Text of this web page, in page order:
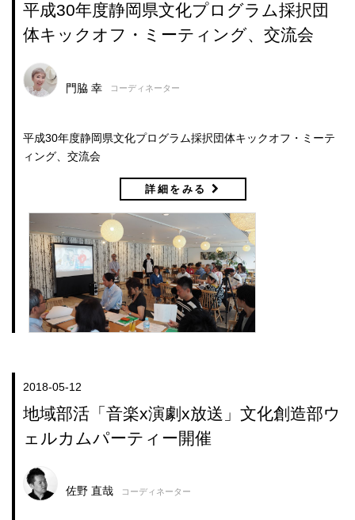
平成30年度静岡県文化プログラム採択団
体キックオフ・ミーティング、交流会
門脇 幸 コーディネーター
平成30年度静岡県文化プログラム採択団体キックオフ・ミーテ
ィング、交流会
詳細をみる
2018-05-12
地域部活「音楽x演劇x放送」文化創造部ウ
ェルカムパーティー開催
佐野 直哉 コーディネーター